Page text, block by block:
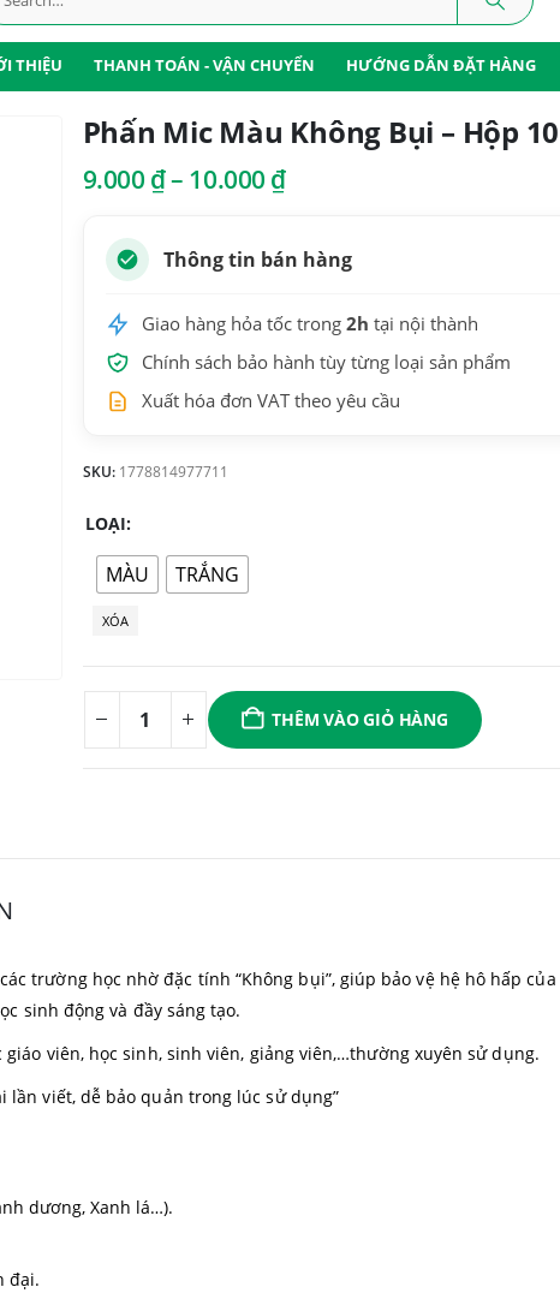
THIỆU THANH TOÁN - VẬN CHUYỂN HƯỚNG DẪN ĐẶT HÀNG
Phấn Mic Màu Không Bụi – Hộp
9.000 ₫– 10.000 ₫Khoảng
9.000 ₫
đến
Thông tin bán hàng
Giao hàng hỏa tốc trong 2h tại nội thành
Chính sách bảo hành tùy từng loại sản phẩm
Xuất hóa đơn VAT theo yêu cầu
SKU: 1778814977711
LOẠI
MÀU TRẮNG
XÓA
THÊM VÀO GIỎ HÀNG
trường học nhờ đặc tính “Không bụi”, giúp bảo vệ hệ hô hấp
sinh động và đầy sáng tạo.
viên, học sinh, sinh viên, giảng viên,…thường xuyên sử dụng.
viết, dễ bảo quản trong lúc sử dụng”
dương, Xanh lá…).
đại.